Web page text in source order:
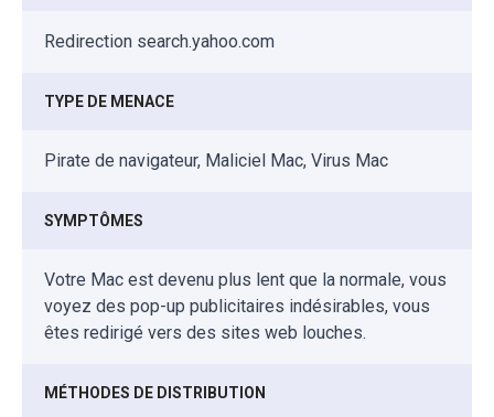
Redirection search.yahoo.com
TYPE DE MENACE
Pirate de navigateur, Maliciel Mac, Virus Mac
SYMPTÔMES
Votre Mac est devenu plus lent que la normale, vous
voyez des pop-up publicitaires indésirables, vous
êtes redirigé vers des sites web louches.
MÉTHODES DE DISTRIBUTION